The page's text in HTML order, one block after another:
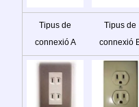
Tipus de
connexió A
Tipus de
connexió